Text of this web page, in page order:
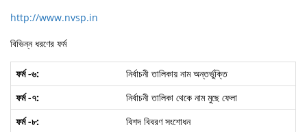
http://www.nvsp.in
বিভিন্ন ধরণের ফর্ম
নির্বাচনী তালিকায় নাম অন্তর্ভুক্তি
নির্বাচনী তালিকা থেকে নাম মুছে ফেলা
বিশদ বিবরণ সংশোধন